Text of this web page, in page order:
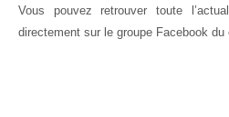
Vous pouvez retrouver toute
directement sur le groupe Facebook du